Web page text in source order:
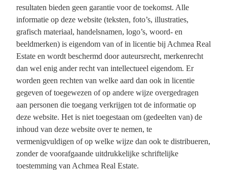
resultaten bieden geen garantie voor de toekomst. Alle
informatie op deze website (teksten, foto’s, illustraties,
grafisch materiaal, handelsnamen, logo’s, woord- en
beeldmerken) is eigendom van of in licentie bij Achmea Real
Estate en wordt beschermd door auteursrecht, merkenrecht
dan wel enig ander recht van intellectueel eigendom. Er
worden geen rechten van welke aard dan ook in licentie
gegeven of toegewezen of op andere wijze overgedragen
aan personen die toegang verkrijgen tot de informatie op
deze website. Het is niet toegestaan om (gedeelten van) de
inhoud van deze website over te nemen, te
vermenigvuldigen of op welke wijze dan ook te distribueren,
zonder de voorafgaande uitdrukkelijke schriftelijke
toestemming van Achmea Real Estate.